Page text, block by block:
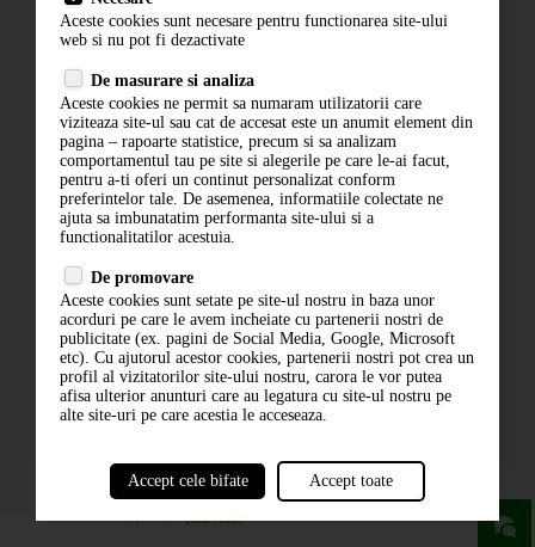
Contact
Politica de confidentialitate
ANPC
ABONARE LA NEWSLETTER
ABONARE
Aceste cookies sunt necesare pentru functionarea site-ului
web si nu pot fi dezactivate
De masurare si analiza
Aceste cookies ne permit sa numaram utilizatorii care
viziteaza site-ul sau cat de accesat este un anumit element din
pagina – rapoarte statistice, precum si sa analizam
comportamentul tau pe site si alegerile pe care le-ai facut,
pentru a-ti oferi un continut personalizat conform
preferintelor tale. De asemenea, informatiile colectate ne
ajuta sa imbunatatim performanta site-ului si a
functionalitatilor acestuia.
De promovare
Aceste cookies sunt setate pe site-ul nostru in baza unor
acorduri pe care le avem incheiate cu partenerii nostri de
publicitate (ex. pagini de Social Media, Google, Microsoft
etc). Cu ajutorul acestor cookies, partenerii nostri pot crea un
profil al vizitatorilor site-ului nostru, carora le vor putea
afisa ulterior anunturi care au legatura cu site-ul nostru pe
alte site-uri pe care acestia le acceseaza.
Accept cele bifate Accept toate